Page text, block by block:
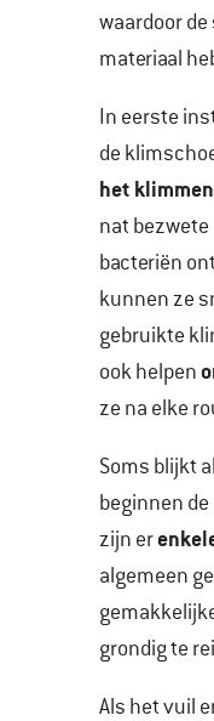
waardoor
materiaal
In eerste
de
het
nat
bacteriën
kunnen ze
gebruikte
ook helpen
ze na elke
Soms blijkt
beginnen
zijn er
algemeen
grondig te
Als het vuil